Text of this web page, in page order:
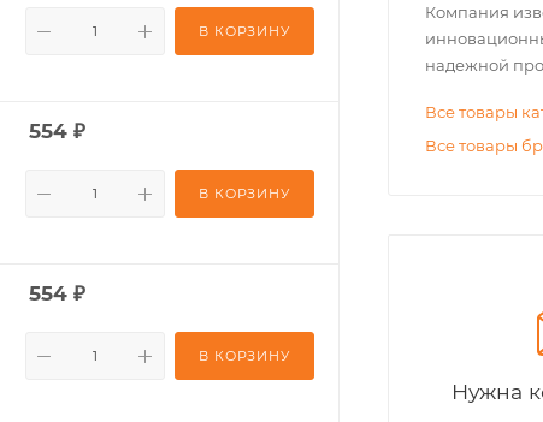
В КОРЗИНУ
554 ₽
В КОРЗИНУ
554 ₽
В КОРЗИНУ
Компания
надежной
Все товары
Все товары
Нужна